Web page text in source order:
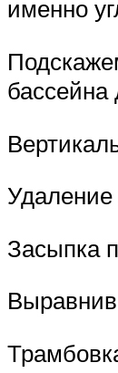
именно
бассейна
Удаление
Засыпка